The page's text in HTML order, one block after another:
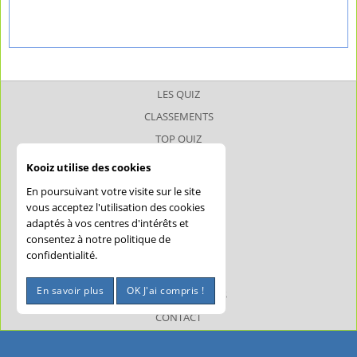
LES QUIZ
CLASSEMENTS
TOP QUIZ
JOKERQUIZ
AIDE
CONFIDENTIALITÉ
MENTIONS LÉGALES
CONTACT
Kooiz utilise des cookies
En poursuivant votre visite sur le site
vous acceptez l'utilisation des cookies
adaptés à vos centres d'intérêts et
consentez à notre politique de
confidentialité.
En savoir plus OK J'ai compris !